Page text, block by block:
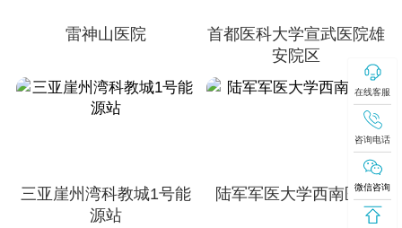
在线客服
咨询电话
微信咨询
雷神山医院
首都医科大学宣武医院雄
安院区
三亚崖州湾科教城1号能
源站
陆军军医大学西南医院